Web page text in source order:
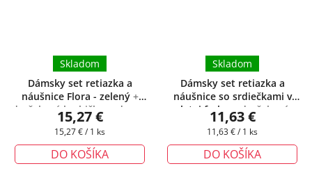
Dámsky set retiazka a
náušnice Flora - zelený +
darčeková krabička zadarmo
Skladom
15,27 €
Jednotková
cena:
15,27 € / 1 ks
DO KOŠÍKA
Dámsky set retiazka a
náušnice so srdiečkami v
zlatej farbe+ darčeková
krabička zadarmo
Skladom
11,63 €
Jednotková
cena:
11,63 € / 1 ks
DO KOŠÍKA